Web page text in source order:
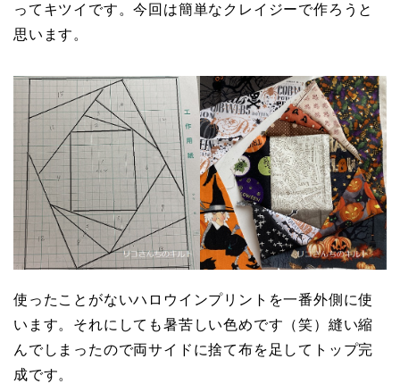
ってキツイです。今回は簡単なクレイジーで作ろうと
思います。
使ったことがないハロウインプリントを一番外側に使
います。それにしても暑苦しい色めです（笑）縫い縮
んでしまったので両サイドに捨て布を足してトップ完
成です。